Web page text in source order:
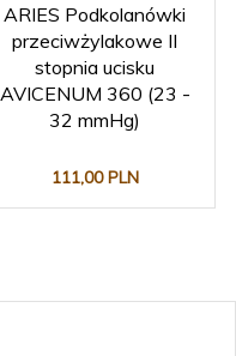
ARIES Podkolanówki
przeciwżylakowe II
stopnia ucisku
AVICENUM 360 (23 -
32 mmHg)
111,00 PLN